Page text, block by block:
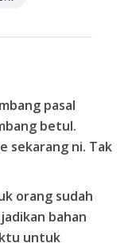
pasal
betul.
sekarang ni. Tak
orang sudah
bahan
untuk